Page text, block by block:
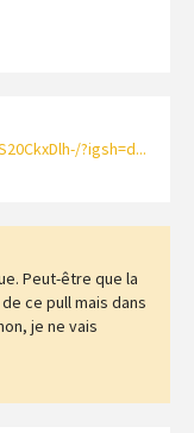
?igsh=d...
Peut-être que la
ce pull mais dans
je ne vais